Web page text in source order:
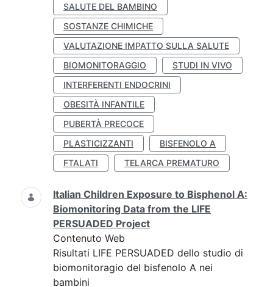
SALUTE DEL BAMBINO
SOSTANZE CHIMICHE
VALUTAZIONE IMPATTO SULLA SALUTE
BIOMONITORAGGIO
STUDI IN VIVO
INTERFERENTI ENDOCRINI
OBESITÀ INFANTILE
PUBERTÀ PRECOCE
PLASTICIZZANTI
BISFENOLO A
FTALATI
TELARCA PREMATURO
Italian Children Exposure to Bisphenol A:
Biomonitoring Data from the LIFE
PERSUADED Project
Contenuto Web
Risultati LIFE PERSUADED dello studio di
biomonitoragio del bisfenolo A nei
bambini